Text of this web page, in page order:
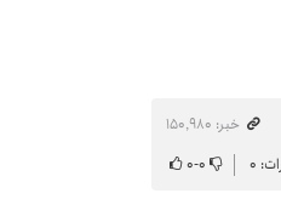
خبر: ۱۵۰٬۹۸۰
۰ ۰-۰